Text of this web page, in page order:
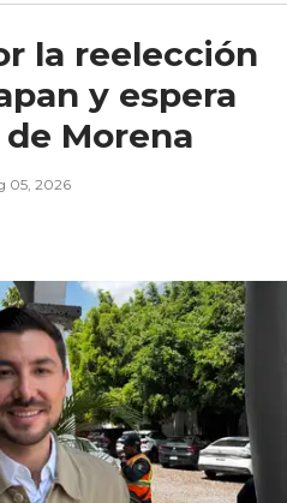
la reelección
y espera
Morena
05, 2026